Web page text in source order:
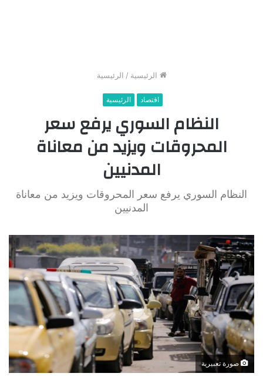
الرئيسية / الرئيسية
اقتصاد الرئيسية
النظام السوري يرفع سعر
المحروقات ويزيد من معاناة
المدنيين
النظام السوري يرفع سعر المحروقات ويزيد من معاناة
المدنيين
صورة تعبيرية